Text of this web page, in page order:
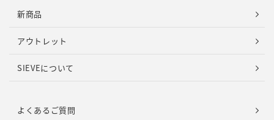
新商品
アウトレット
SIEVEについて
よくあるご質問